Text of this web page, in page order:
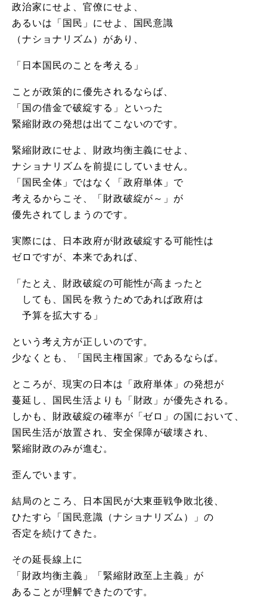
政治家にせよ、官僚にせよ、
あるいは「国民」にせよ、国民意識
（ナショナリズム）があり、
「日本国民のことを考える」
ことが政策的に優先されるならば、
「国の借金で破綻する」といった
緊縮財政の発想は出てこないのです。
緊縮財政にせよ、財政均衡主義にせよ、
ナショナリズムを前提にしていません。
「国民全体」ではなく「政府単体」で
考えるからこそ、「財政破綻が～」が
優先されてしまうのです。
実際には、日本政府が財政破綻する可能性は
ゼロですが、本来であれば、
「たとえ、財政破綻の可能性が高まったと
しても、国民を救うためであれば政府は
予算を拡大する」
という考え方が正しいのです。
少なくとも、「国民主権国家」であるならば。
ところが、現実の日本は「政府単体」の発想が
蔓延し、国民生活よりも「財政」が優先される。
しかも、財政破綻の確率が「ゼロ」の国において、
国民生活が放置され、安全保障が破壊され、
緊縮財政のみが進む。
歪んでいます。
結局のところ、日本国民が大東亜戦争敗北後、
ひたすら「国民意識（ナショナリズム）」の
否定を続けてきた。
その延長線上に
「財政均衡主義」「緊縮財政至上主義」が
あることが理解できたのです。